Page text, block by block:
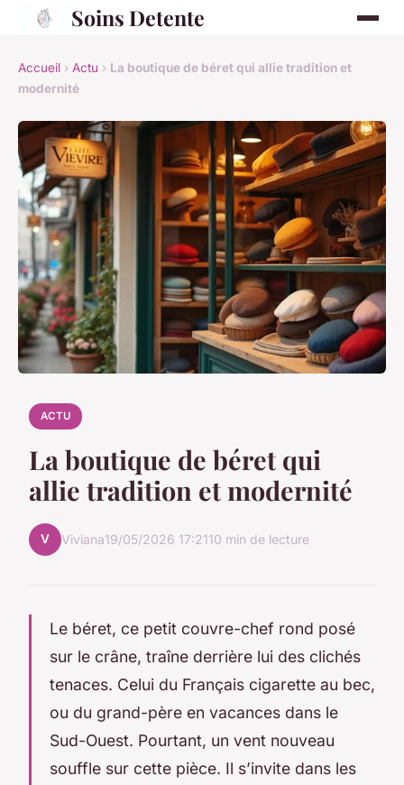
Soins Detente
Accueil › Actu › La boutique de béret qui allie tradition et
modernité
ACTU
La boutique de béret qui
allie tradition et modernité
V Viviana19/05/2026 17:2110 min de lecture
Le béret, ce petit couvre-chef rond posé
sur le crâne, traîne derrière lui des clichés
tenaces. Celui du Français cigarette au bec,
ou du grand-père en vacances dans le
Sud-Ouest. Pourtant, un vent nouveau
souffle sur cette pièce. Il s’invite dans les